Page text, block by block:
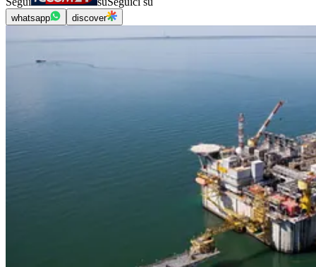
whatsapp discover